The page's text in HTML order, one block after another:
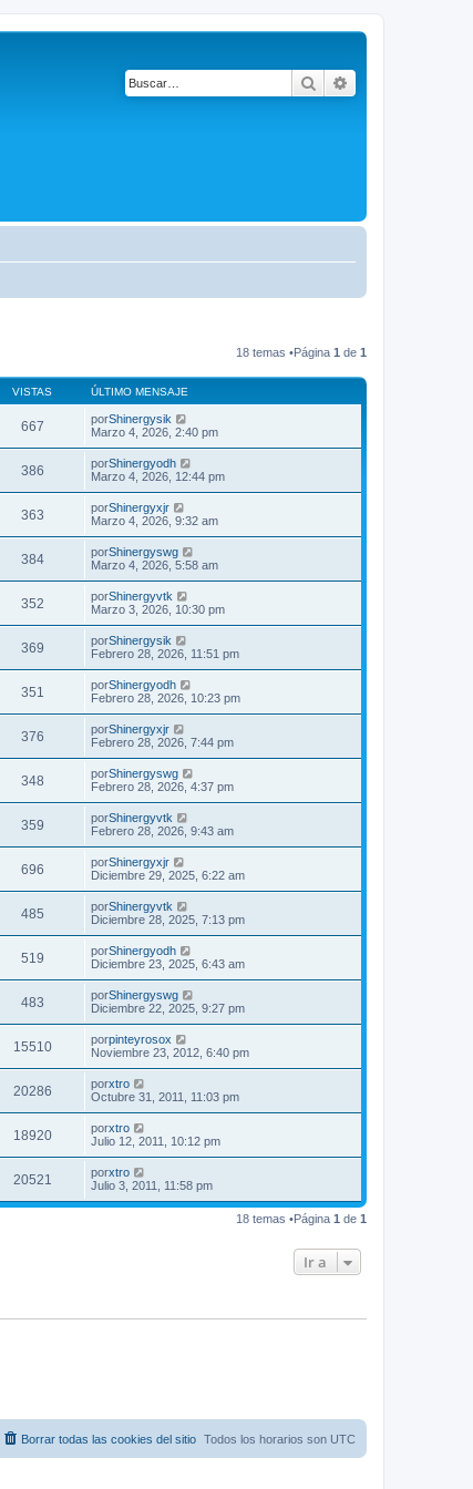
Buscar
18 temas •Página 1 de 1
VISTAS ÚLTIMO MENSAJE
667 porShinergysik
Marzo 4, 2026, 2:40 pm
386 porShinergyodh
Marzo 4, 2026, 12:44 pm
363 porShinergyxjr
Marzo 4, 2026, 9:32 am
384 porShinergyswg
Marzo 4, 2026, 5:58 am
352 porShinergyvtk
Marzo 3, 2026, 10:30 pm
369 porShinergysik
Febrero 28, 2026, 11:51 pm
351 porShinergyodh
Febrero 28, 2026, 10:23 pm
376 porShinergyxjr
Febrero 28, 2026, 7:44 pm
348 porShinergyswg
Febrero 28, 2026, 4:37 pm
359 porShinergyvtk
Febrero 28, 2026, 9:43 am
696 porShinergyxjr
Diciembre 29, 2025, 6:22 am
485 porShinergyvtk
Diciembre 28, 2025, 7:13 pm
519 porShinergyodh
Diciembre 23, 2025, 6:43 am
483 porShinergyswg
Diciembre 22, 2025, 9:27 pm
15510 porpinteyrosox
Noviembre 23, 2012, 6:40 pm
20286 porxtro
Octubre 31, 2011, 11:03 pm
18920 porxtro
Julio 12, 2011, 10:12 pm
20521 porxtro
Julio 3, 2011, 11:58 pm
18 temas •Página 1 de 1
Ir a
Todos los horarios son UTC
Borrar todas las cookies del sitio